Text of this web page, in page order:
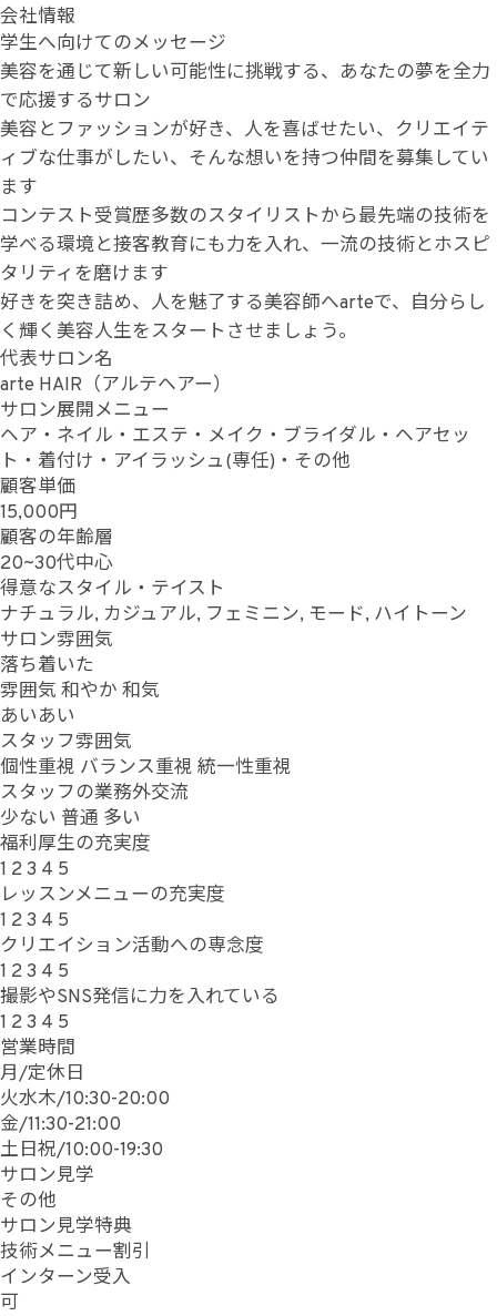
会社情報
学生へ向けてのメッセージ
美容を通じて新しい可能性に挑戦する、あなたの夢を全力
で応援するサロン
美容とファッションが好き、人を喜ばせたい、クリエイテ
ィブな仕事がしたい、そんな想いを持つ仲間を募集してい
ます
コンテスト受賞歴多数のスタイリストから最先端の技術を
学べる環境と接客教育にも力を入れ、一流の技術とホスピ
タリティを磨けます
好きを突き詰め、人を魅了する美容師へarteで、自分らし
く輝く美容人生をスタートさせましょう。
代表サロン名
arte HAIR（アルテヘアー）
サロン展開メニュー
ヘア・ネイル・エステ・メイク・ブライダル・ヘアセッ
ト・着付け・アイラッシュ(専任)・その他
顧客単価
15,000円
顧客の年齢層
20~30代中心
得意なスタイル・テイスト
ナチュラル, カジュアル, フェミニン, モード, ハイトーン
サロン雰囲気
落ち着いた
雰囲気 和やか 和気
あいあい
スタッフ雰囲気
個性重視 バランス重視 統一性重視
スタッフの業務外交流
少ない 普通 多い
福利厚生の充実度
1 23 4 5
レッスンメニューの充実度
1 23 4 5
クリエイション活動への専念度
1 23 4 5
撮影やSNS発信に力を入れている
1 23 4 5
営業時間
月/定休日
火水木/10:30-20:00
金/11:30-21:00
土日祝/10:00-19:30
サロン見学
その他
サロン見学特典
技術メニュー割引
インターン受入
可